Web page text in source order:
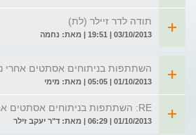
תודה לדר זיילר (לת)
03/10/2013 | 19:51 | מאת: נחמה
השתתפות בניתוחים אסתטים אחרי
01/10/2013 | 05:05 | מאת: מימי
RE: השתתפות בניתוחים אסתטים אחרי ניתוח בריאטרי
01/10/2013 | 06:29 | מאת: ד"ר יעקב זילר